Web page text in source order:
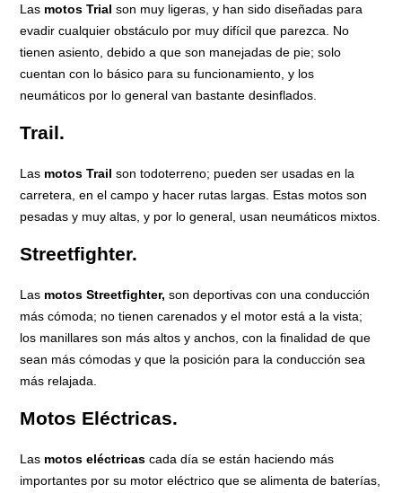
Las motos Trial son muy ligeras, y han sido diseñadas para
evadir cualquier obstáculo por muy difícil que parezca. No
tienen asiento, debido a que son manejadas de pie; solo
cuentan con lo básico para su funcionamiento, y los
neumáticos por lo general van bastante desinflados.
Trail.
Las motos Trail son todoterreno; pueden ser usadas en la
carretera, en el campo y hacer rutas largas. Estas motos son
pesadas y muy altas, y por lo general, usan neumáticos mixtos.
Streetfighter.
Las motos Streetfighter,son deportivas con una conducción
más cómoda; no tienen carenados y el motor está a la vista;
los manillares son más altos y anchos, con la finalidad de que
sean más cómodas y que la posición para la conducción sea
más relajada.
Motos Eléctricas.
Las motos eléctricas cada día se están haciendo más
importantes por su motor eléctrico que se alimenta de baterías,